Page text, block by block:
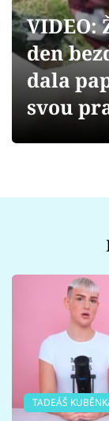
Videa
Sledujte
VIDEO:
den
dala
svou
TADEÁŠ